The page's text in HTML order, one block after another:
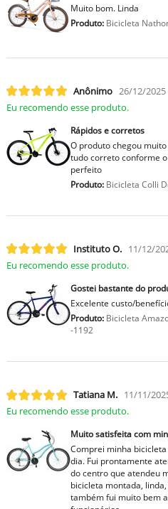
Muito bom. Linda
Produto:Bicicleta
Anônimo 26/12/2025
Eu recomendo esse produto.
Rápidos e corretos
O produto chegou
tudo correto conforme
perfeito
Produto:Bicicleta Colli
Instituto O. 11/12/
Eu recomendo esse produto.
Gostei bastante do
Excelente custo/
Produto:Bicicleta
-1192
Tatiana M. 11/11/
Eu recomendo esse produto.
Muito satisfeita com
Comprei minha
dia. Fui prontamente
do centro que atendeu
bicicleta montada,
também fui muito bem